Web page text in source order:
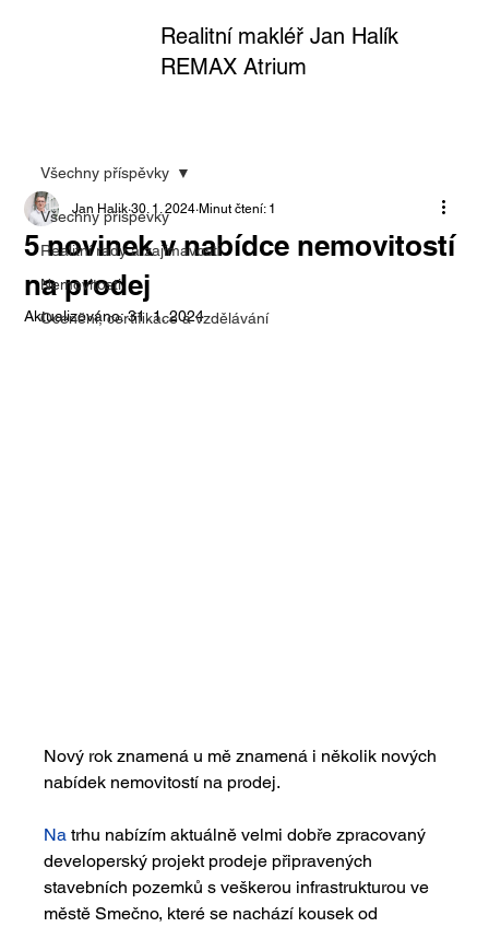
Realitní makléř Jan Halík
REMAX Atrium
Všechny příspěvky
Realitní rady a zajímavosti
Nemovitosti
Ocenění, certifikace a vzdělávání
Všechny příspěvky
5 novinek v nabídce nemovitostí
na prodej
Jan Halik 30. 1. 2024 Minut čtení: 1
Aktualizováno:31. 1. 2024
Nový rok znamená u mě znamená i několik nových
nabídek nemovitostí na prodej.
Na trhu nabízím aktuálně velmi dobře zpracovaný
developerský projekt prodeje připravených
stavebních pozemků s veškerou infrastrukturou ve
městě Smečno, které se nachází kousek od